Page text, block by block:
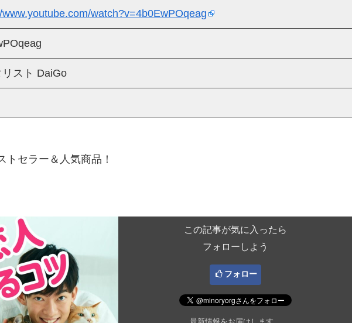
www.youtube.com/watch?v=4b0EwPOqeag
リスト DaiGo
トセラー＆人気商品！
この記事が気に入ったら
フォローしよう
フォロー